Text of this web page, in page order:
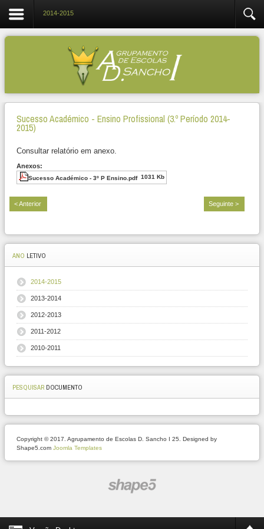
2014-2015
Sucesso Académico - Ensino Profissional (3.º Período 2014-
2015)
Consultar relatório em anexo.
Anexos:
Sucesso Académico - 3º P Ensino.pdf 1031 Kb
< Anterior Seguinte >
ANO LETIVO
2014-2015
2013-2014
2012-2013
2011-2012
2010-2011
PESQUISAR DOCUMENTO
Copyright © 2017. Agrupamento de Escolas D. Sancho I 25. Designed by
Shape5.com Joomla Templates